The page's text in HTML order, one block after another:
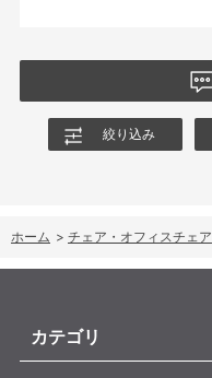
絞り込み
ホーム > チェア・オフィスチェア
カテゴリ